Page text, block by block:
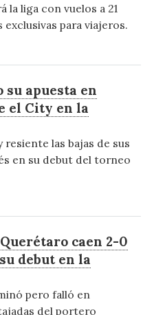
la liga con vuelos a 21
para viajeros.
su apuesta en
el City en la
las bajas de sus
en su debut del torneo
caen 2-0
debut en la
pero falló en
del portero